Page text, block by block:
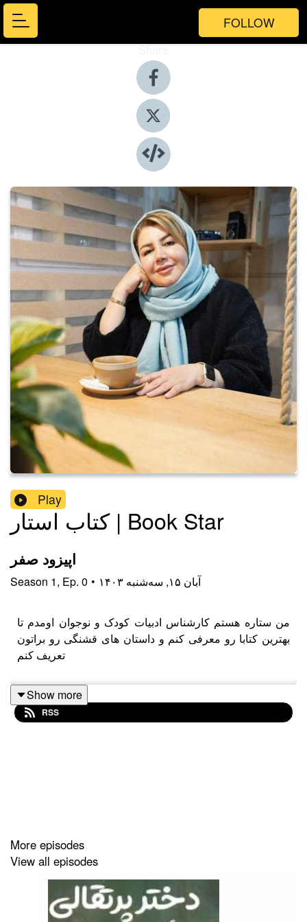
FOLLOW
Share
Play
کتاب استار | Book Star
اپیزود صفر
Season 1, Ep. 0 • ۱۴۰۳ آبان ۱۵, سه‌شنبه
من ستاره هستم کارشناس‌ ادبیات کودک و نوجوان اومدم تا
بهترین کتابا رو معرفی کنم و داستان های قشنگی رو براتون
تعریف کنم
Show more
RSS
More episodes
View all episodes